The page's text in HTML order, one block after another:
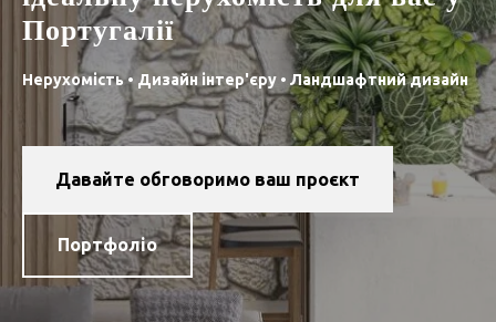
Португалії
Нерухомість• Дизайн інтер'єру • Ландшафтний дизайн
Давайте обговоримо ваш проєкт
Портфоліо